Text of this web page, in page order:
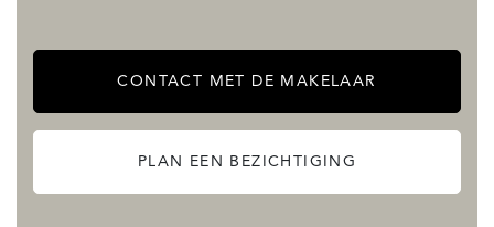
Contact me today for more information or to arrange a
CONTACT MET DE MAKELAAR
PLAN EEN BEZICHTIGING